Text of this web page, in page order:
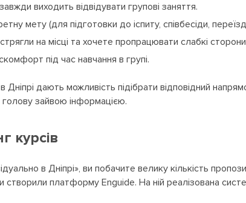
виходить відвідувати групові заняття.
мету (для підготовки до іспиту, співбесіди,
на місці та хочете пропрацювати слабкі
під час навчання в групі.
в Дніпрі дають можливість підібрати відповідний
зайвою інформацією.
курсів
в Дніпрі», ви побачите велику кількість
створили платформу Enguide. На ній реалізована